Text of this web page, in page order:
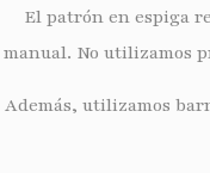
El patrón en espiga
manual. No utilizamos
Además, utilizamos